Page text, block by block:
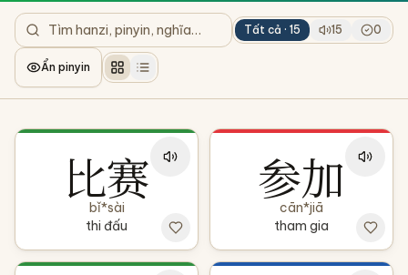
Tất cả · 15 15 0
Ẩn pinyin
比赛
bǐ*sài
thi đấu
参加
cān*jiā
tham gia